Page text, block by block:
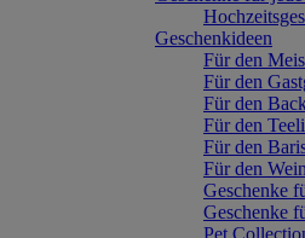
Geschenkideen
Für den
Für den
Für den
Für den
Für den
Für den
Geschenke
Geschenke
Pet